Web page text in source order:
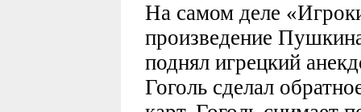
На самом деле
произведение
поднял игрецкий
Гоголь сделал